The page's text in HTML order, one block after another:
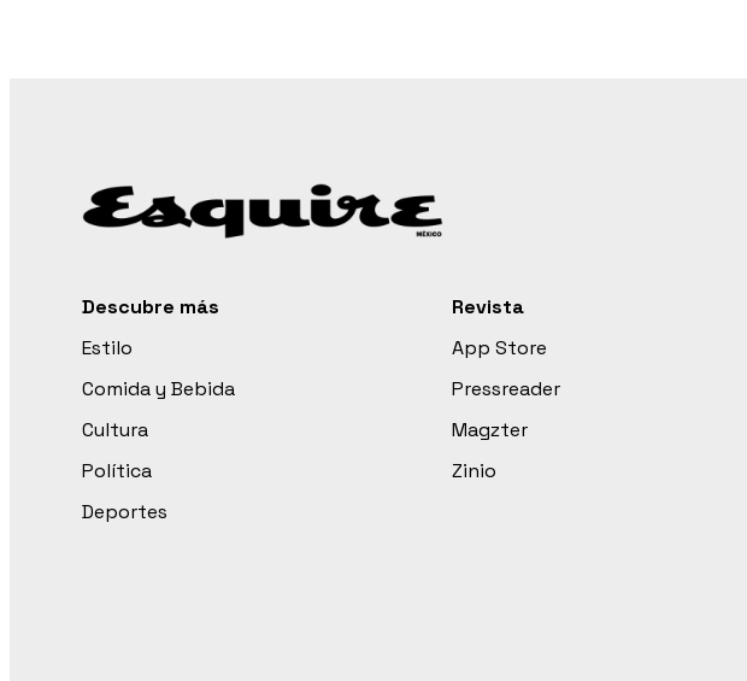
Descubre más
Estilo
Comida y Bebida
Cultura
Política
Deportes
Revista
App Store
Pressreader
Magzter
Zinio